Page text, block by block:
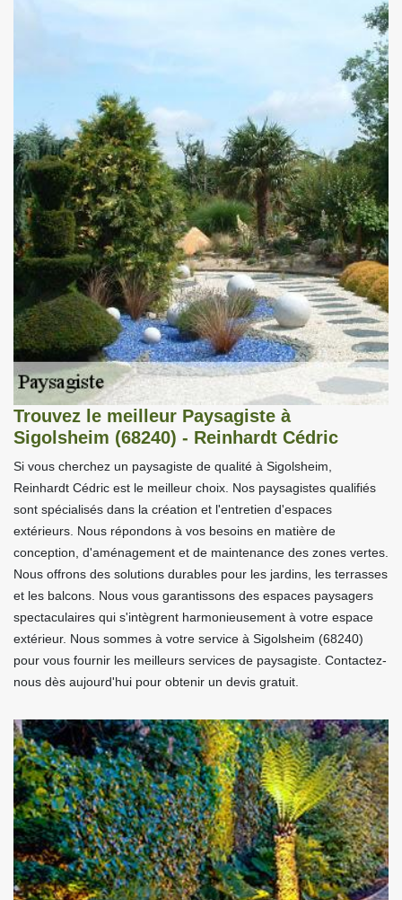
Trouvez le meilleur Paysagiste à
Sigolsheim (68240) - Reinhardt Cédric
Si vous cherchez un paysagiste de qualité à Sigolsheim,
Reinhardt Cédric est le meilleur choix. Nos paysagistes qualifiés
sont spécialisés dans la création et l'entretien d'espaces
extérieurs. Nous répondons à vos besoins en matière de
conception, d'aménagement et de maintenance des zones vertes.
Nous offrons des solutions durables pour les jardins, les terrasses
et les balcons. Nous vous garantissons des espaces paysagers
spectaculaires qui s'intègrent harmonieusement à votre espace
extérieur. Nous sommes à votre service à Sigolsheim (68240)
pour vous fournir les meilleurs services de paysagiste. Contactez-
nous dès aujourd'hui pour obtenir un devis gratuit.